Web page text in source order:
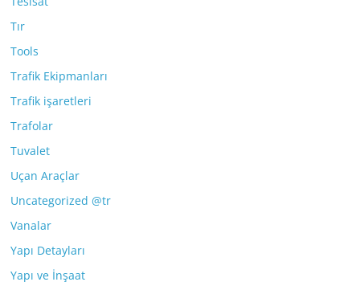
Tır
Tools
Trafik Ekipmanları
Trafik işaretleri
Trafolar
Tuvalet
Uçan Araçlar
Uncategorized @tr
Vanalar
Yapı Detayları
Yapı ve İnşaat